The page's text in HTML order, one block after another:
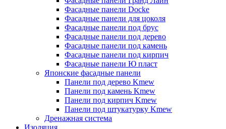
Фасадные панели Docke
Фасадные панели для цоколя
Фасадные панели под брус
Фасадные панели под дерево
Фасадные панели под камень
Фасадные панели под кирпич
Фасадные панели Ю пласт
Японские фасадные панели
Панели под дерево Kmew
Панели под камень Kmew
Панели под кирпич Kmew
Панели под штукатурку Kmew
Дренажная система
Изоляция